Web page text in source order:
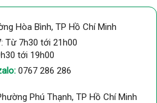
Hòa Bình, TP Hồ Chí Minh
Từ 7h30 tới 21h00
tới 19h00
0767 286 286
Phú Thạnh, TP Hồ Chí Minh